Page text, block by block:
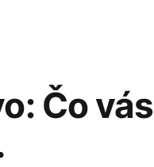
Čo vás